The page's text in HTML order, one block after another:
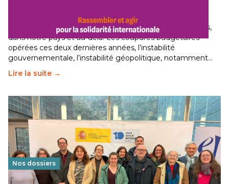
Le secteur humanitaire connaît des difficultés profondes,
dans notre pays et au-delà. Les coupures budgétaires
opérées ces deux dernières années, l’instabilité
gouvernementale, l’instabilité géopolitique, notamment…
Lire la suite →
Nos dossiers